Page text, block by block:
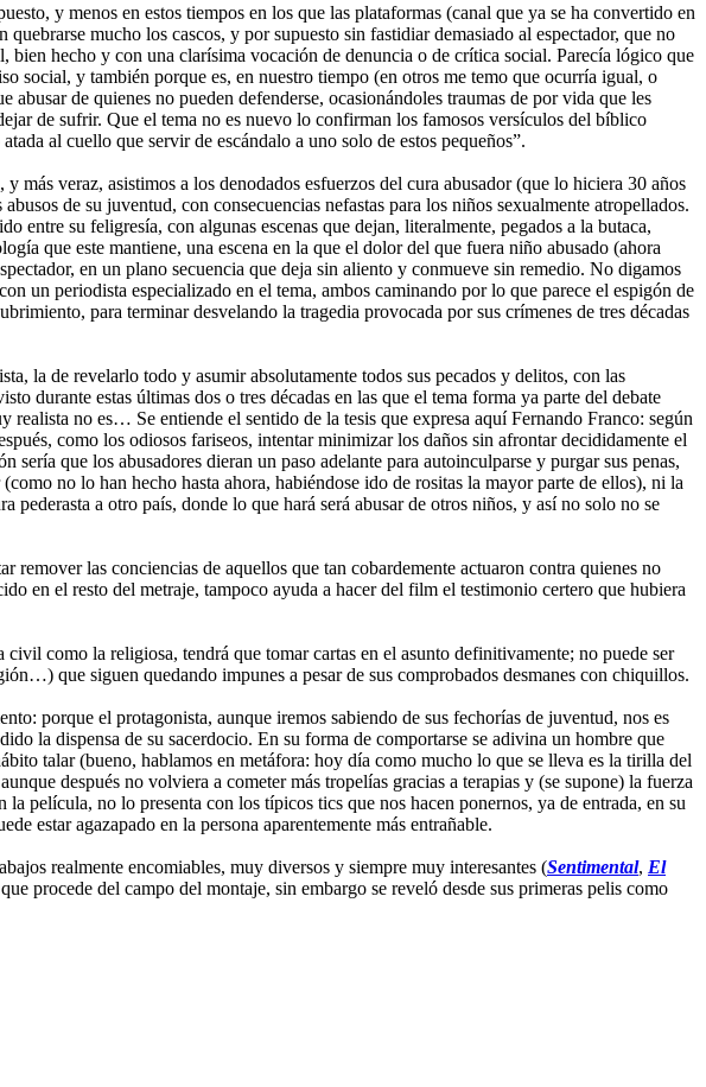
y menos en estos tiempos en los que las plataformas (canal que ya se ha convertido en
mucho los cascos, y por supuesto sin fastidiar demasiado al espectador, que no
hecho y con una clarísima vocación de denuncia o de crítica social. Parecía lógico que
social, y también porque es, en nuestro tiempo (en otros me temo que ocurría igual, o
de quienes no pueden defenderse, ocasionándoles traumas de por vida que les
de sufrir. Que el tema no es nuevo lo confirman los famosos versículos del bíblico
al cuello que servir de escándalo a uno solo de estos pequeños”.
más veraz, asistimos a los denodados esfuerzos del cura abusador (que lo hiciera 30 años
de su juventud, con consecuencias nefastas para los niños sexualmente atropellados.
entre su feligresía, con algunas escenas que dejan, literalmente, pegados a la butaca,
que este mantiene, una escena en la que el dolor del que fuera niño abusado (ahora
en un plano secuencia que deja sin aliento y conmueve sin remedio. No digamos
un periodista especializado en el tema, ambos caminando por lo que parece el espigón de
para terminar desvelando la tragedia provocada por sus crímenes de tres décadas
la de revelarlo todo y asumir absolutamente todos sus pecados y delitos, con las
durante estas últimas dos o tres décadas en las que el tema forma ya parte del debate
no es… Se entiende el sentido de la tesis que expresa aquí Fernando Franco: según
como los odiosos fariseos, intentar minimizar los daños sin afrontar decididamente el
que los abusadores dieran un paso adelante para autoinculparse y purgar sus penas,
no lo han hecho hasta ahora, habiéndose ido de rositas la mayor parte de ellos), ni la
pederasta a otro país, donde lo que hará será abusar de otros niños, y así no solo no se
las conciencias de aquellos que tan cobardemente actuaron contra quienes no
en el resto del metraje, tampoco ayuda a hacer del film el testimonio certero que hubiera
como la religiosa, tendrá que tomar cartas en el asunto definitivamente; no puede ser
que siguen quedando impunes a pesar de sus comprobados desmanes con chiquillos.
porque el protagonista, aunque iremos sabiendo de sus fechorías de juventud, nos es
la dispensa de su sacerdocio. En su forma de comportarse se adivina un hombre que
talar (bueno, hablamos en metáfora: hoy día como mucho lo que se lleva es la tirilla del
después no volviera a cometer más tropelías gracias a terapias y (se supone) la fuerza
película, no lo presenta con los típicos tics que nos hacen ponernos, ya de entrada, en su
estar agazapado en la persona aparentemente más entrañable.
realmente encomiables, muy diversos y siempre muy interesantes (Sentimental, El
procede del campo del montaje, sin embargo se reveló desde sus primeras pelis como